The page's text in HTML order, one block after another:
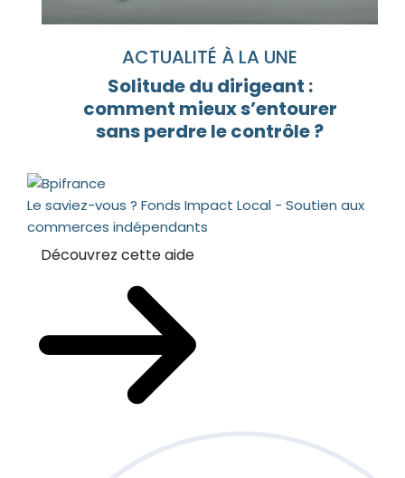
ACTUALITÉ À LA UNE
Solitude du dirigeant :
comment mieux s’entourer
sans perdre le contrôle ?
Le saviez-vous ? Fonds Impact Local - Soutien aux
commerces indépendants
Découvrez cette aide